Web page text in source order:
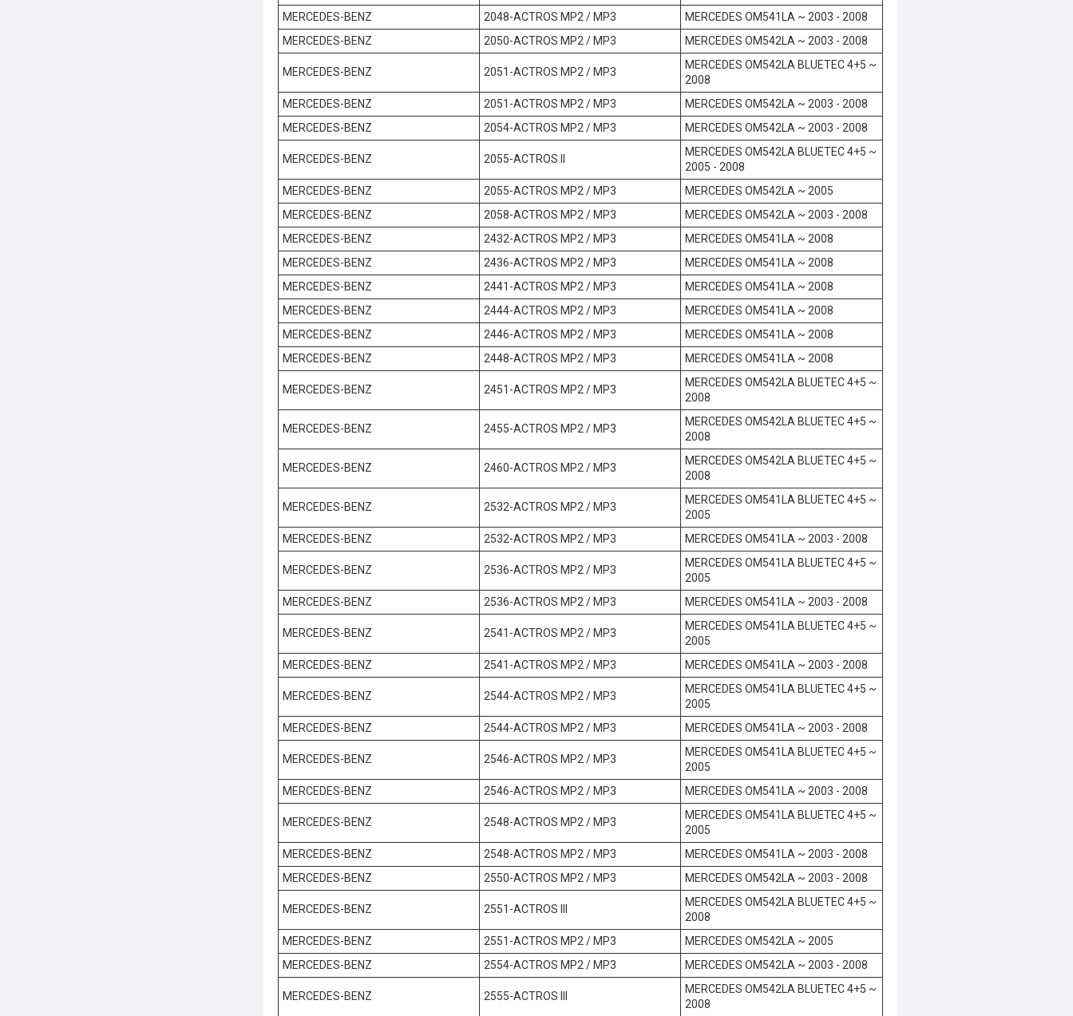
MERCEDES-BENZ
2048-ACTROS MP2 / MP3
MERCEDES OM541LA ~ 2003 - 2008
MERCEDES-BENZ
2050-ACTROS MP2 / MP3 MERCEDES OM542LA ~ 2003 - 2008
MERCEDES-BENZ 2051-ACTROS MP2 / MP3
MERCEDES OM542LA BLUETEC 4+5 ~
2008
MERCEDES-BENZ
2051-ACTROS MP2 / MP3
MERCEDES OM542LA ~ 2003 - 2008
MERCEDES-BENZ
2054-ACTROS MP2 / MP3 MERCEDES OM542LA ~ 2003 - 2008
MERCEDES-BENZ 2055-ACTROS II
MERCEDES OM542LA BLUETEC 4+5 ~
2005 - 2008
MERCEDES-BENZ
2055-ACTROS MP2 / MP3
MERCEDES OM542LA ~ 2005
MERCEDES-BENZ
2058-ACTROS MP2 / MP3
MERCEDES OM542LA ~ 2003 - 2008
MERCEDES-BENZ
2432-ACTROS MP2 / MP3
MERCEDES OM541LA ~ 2008
MERCEDES-BENZ
2436-ACTROS MP2 / MP3
MERCEDES OM541LA ~ 2008
MERCEDES-BENZ
2441-ACTROS MP2 / MP3
MERCEDES OM541LA ~ 2008
MERCEDES-BENZ
2444-ACTROS MP2 / MP3
MERCEDES OM541LA ~ 2008
MERCEDES-BENZ
2446-ACTROS MP2 / MP3
MERCEDES OM541LA ~ 2008
MERCEDES-BENZ
2448-ACTROS MP2 / MP3 MERCEDES OM541LA ~ 2008
MERCEDES-BENZ 2451-ACTROS MP2 / MP3
MERCEDES OM542LA BLUETEC 4+5 ~
2008
MERCEDES-BENZ 2455-ACTROS MP2 / MP3
MERCEDES OM542LA BLUETEC 4+5 ~
2008
MERCEDES-BENZ 2460-ACTROS MP2 / MP3
MERCEDES OM542LA BLUETEC 4+5 ~
2008
MERCEDES-BENZ 2532-ACTROS MP2 / MP3
MERCEDES OM541LA BLUETEC 4+5 ~
2005
MERCEDES-BENZ
2532-ACTROS MP2 / MP3 MERCEDES OM541LA ~ 2003 - 2008
MERCEDES-BENZ 2536-ACTROS MP2 / MP3
MERCEDES OM541LA BLUETEC 4+5 ~
2005
MERCEDES-BENZ
2536-ACTROS MP2 / MP3 MERCEDES OM541LA ~ 2003 - 2008
MERCEDES-BENZ 2541-ACTROS MP2 / MP3
MERCEDES OM541LA BLUETEC 4+5 ~
2005
MERCEDES-BENZ
2541-ACTROS MP2 / MP3 MERCEDES OM541LA ~ 2003 - 2008
MERCEDES-BENZ 2544-ACTROS MP2 / MP3
MERCEDES OM541LA BLUETEC 4+5 ~
2005
MERCEDES-BENZ
2544-ACTROS MP2 / MP3 MERCEDES OM541LA ~ 2003 - 2008
MERCEDES-BENZ 2546-ACTROS MP2 / MP3
MERCEDES OM541LA BLUETEC 4+5 ~
2005
MERCEDES-BENZ
2546-ACTROS MP2 / MP3 MERCEDES OM541LA ~ 2003 - 2008
MERCEDES-BENZ 2548-ACTROS MP2 / MP3
MERCEDES OM541LA BLUETEC 4+5 ~
2005
MERCEDES-BENZ
2548-ACTROS MP2 / MP3
MERCEDES OM541LA ~ 2003 - 2008
MERCEDES-BENZ
2550-ACTROS MP2 / MP3 MERCEDES OM542LA ~ 2003 - 2008
MERCEDES-BENZ 2551-ACTROS III
MERCEDES OM542LA BLUETEC 4+5 ~
2008
MERCEDES-BENZ
2551-ACTROS MP2 / MP3
MERCEDES OM542LA ~ 2005
MERCEDES-BENZ
2554-ACTROS MP2 / MP3 MERCEDES OM542LA ~ 2003 - 2008
MERCEDES-BENZ 2555-ACTROS III
MERCEDES OM542LA BLUETEC 4+5 ~
2008